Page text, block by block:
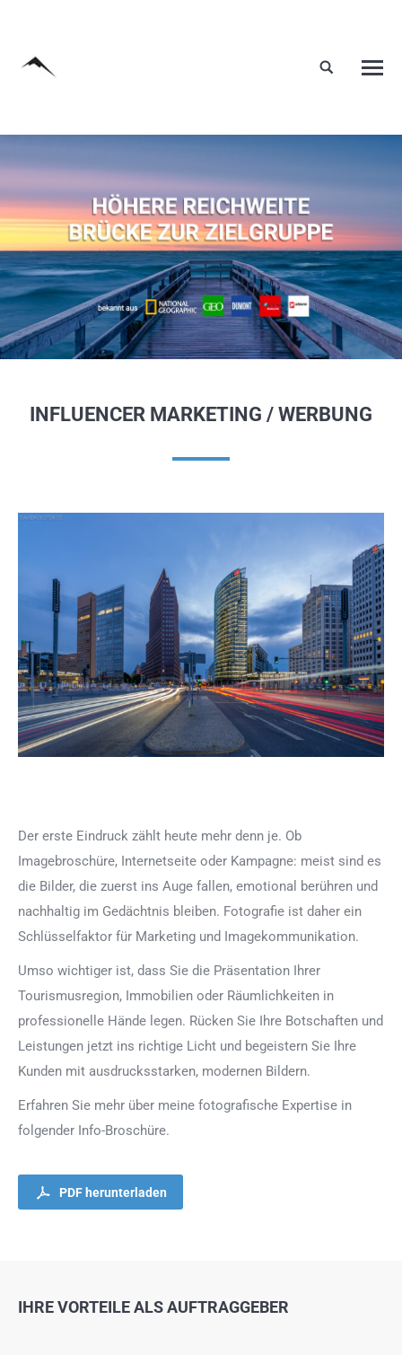
INFLUENCER MARKETING / WERBUNG
Der erste Eindruck zählt heute mehr denn je. Ob
Imagebroschüre, Internetseite oder Kampagne: meist sind es
die Bilder, die zuerst ins Auge fallen, emotional berühren und
nachhaltig im Gedächtnis bleiben. Fotografie ist daher ein
Schlüsselfaktor für Marketing und Imagekommunikation.
Umso wichtiger ist, dass Sie die Präsentation Ihrer
Tourismusregion, Immobilien oder Räumlichkeiten in
professionelle Hände legen. Rücken Sie Ihre Botschaften und
Leistungen jetzt ins richtige Licht und begeistern Sie Ihre
Kunden mit ausdrucksstarken, modernen Bildern.
Erfahren Sie mehr über meine fotografische Expertise in
folgender Info-Broschüre.
PDF herunterladen
IHRE VORTEILE ALS AUFTRAGGEBER